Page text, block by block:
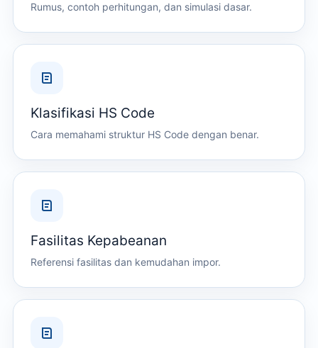
Rumus, contoh perhitungan, dan simulasi dasar.
Klasifikasi HS Code
Cara memahami struktur HS Code dengan benar.
Fasilitas Kepabeanan
Referensi fasilitas dan kemudahan impor.